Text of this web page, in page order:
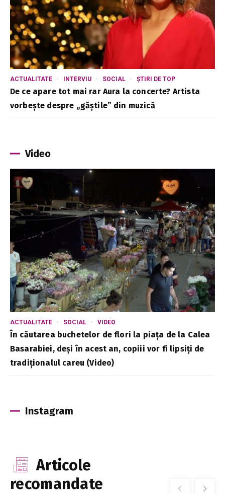
ACTUALITATE INTERVIU SOCIAL ȘTIRI DE TOP
De ce apare tot mai rar Aura la concerte? Artista
vorbește despre „găștile” din muzică
Video
ACTUALITATE SOCIAL VIDEO
În căutarea buchetelor de flori la piața de la Calea
Basarabiei, deși în acest an, copiii vor fi lipsiți de
tradiționalul careu (Video)
Instagram
Articole
recomandate